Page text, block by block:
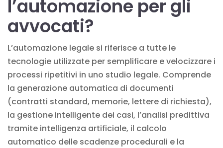
l’automazione per gli
avvocati?
L’automazione legale si riferisce a tutte le
tecnologie utilizzate per semplificare e velocizzare i
processi ripetitivi in uno studio legale. Comprende
la generazione automatica di documenti
(contratti standard, memorie, lettere di richiesta),
la gestione intelligente dei casi, l’analisi predittiva
tramite intelligenza artificiale, il calcolo
automatico delle scadenze procedurali e la